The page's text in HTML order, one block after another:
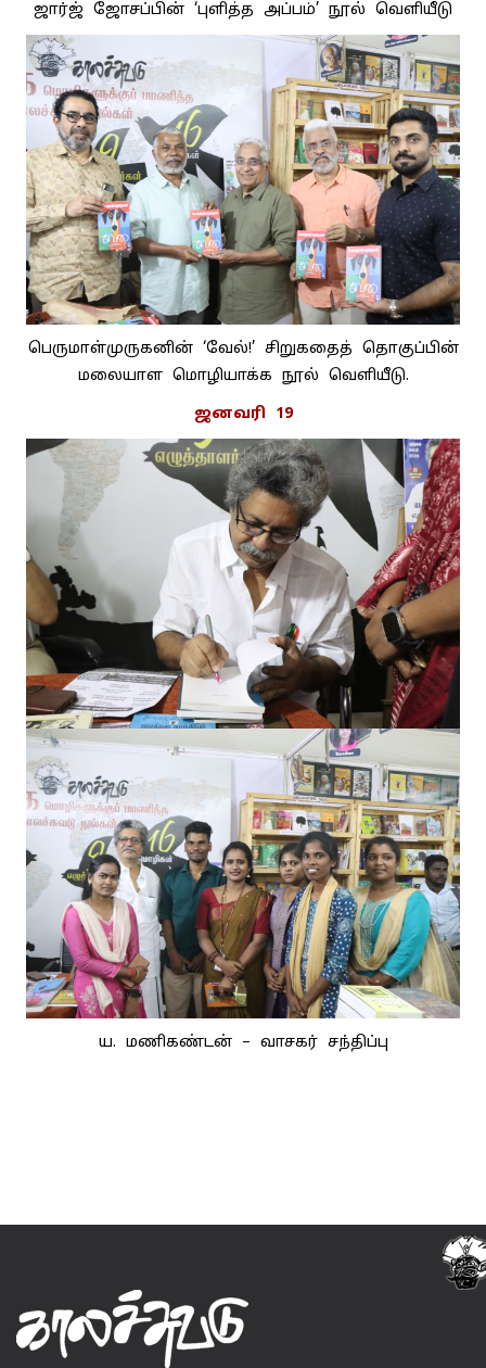
ஜார்ஜ் ஜோசப்பின் ‘புளித்த அப்பம்’ நூல் வெளியீடு
பெருமாள்முருகனின் ‘வேல்!’ சிறுகதைத் தொகுப்பின்
மலையாள மொழியாக்க நூல் வெளியீடு.
ஜனவரி 19
ய. மணிகண்டன் – வாசகர் சந்திப்பு